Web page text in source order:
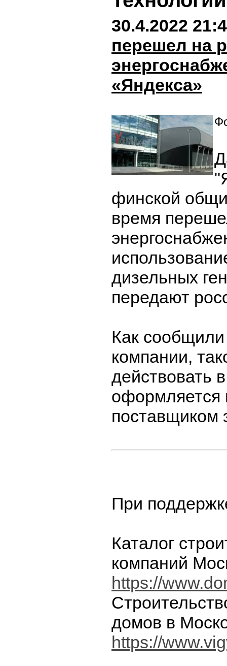
30.4.2022
перешел на
«Яндекса»
финской
время
дизельных
передают
Как
компании,
действовать
оформляется
поставщиком
При
Каталог
компаний
https://
домов в
https://